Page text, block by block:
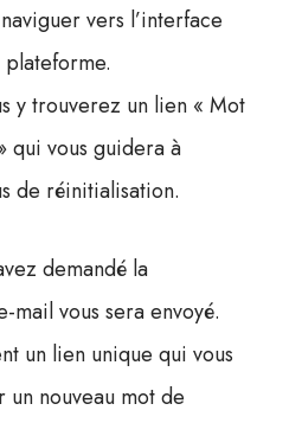
vers l’interface
y trouverez un lien « Mot
qui vous guidera à
de réinitialisation.
demandé la
mail vous sera envoyé.
un lien unique qui vous
nouveau mot de